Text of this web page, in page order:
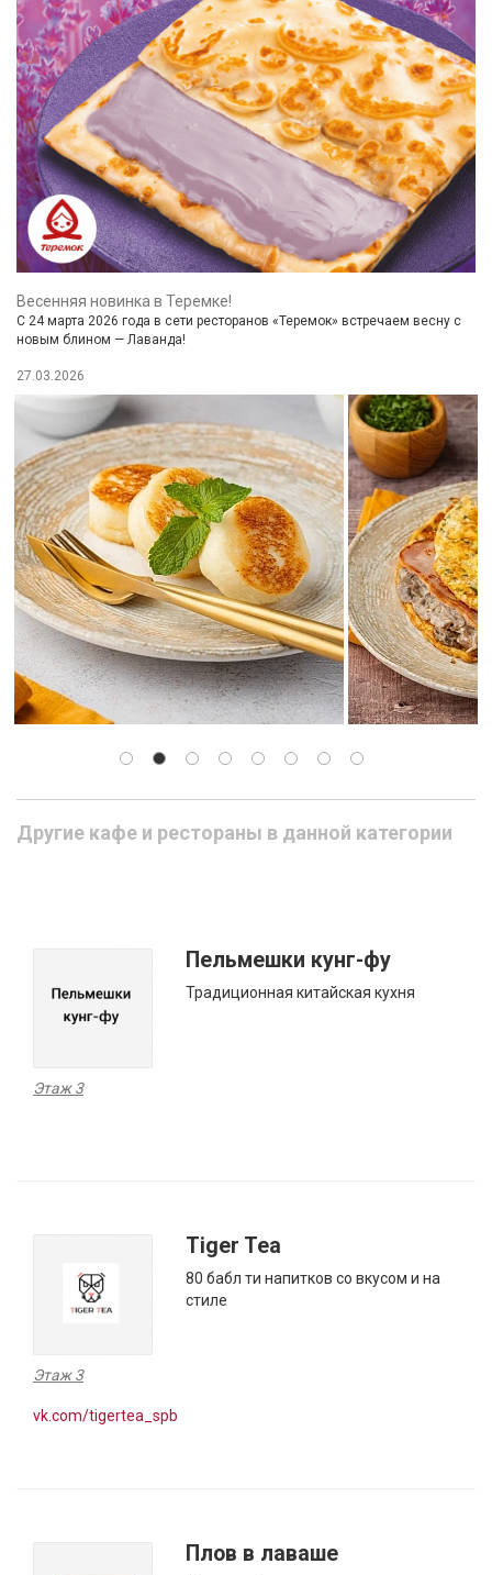
Весенняя новинка в Теремке!
С 24 марта 2026 года в сети ресторанов «Теремок» встречаем весну с
новым блином — Лаванда!
27.03.2026
Другие кафе и рестораны в данной категории
Пельмешки кунг-фу
Традиционная китайская кухня
Этаж 3
Tiger Tea
80 бабл ти напитков со вкусом и на
стиле
Этаж 3
vk.com/tigertea_spb
Плов в лаваше